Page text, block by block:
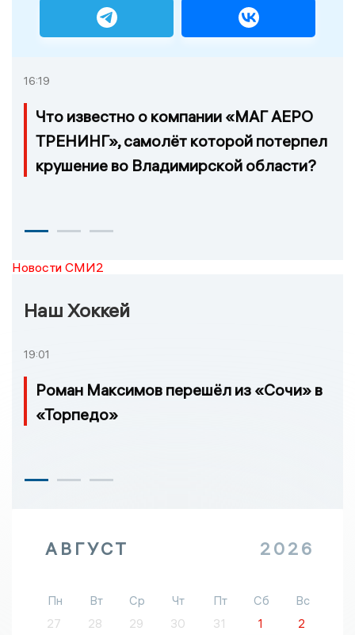
16:19
Что известно о компании «МАГ АЕРО
ТРЕНИНГ», самолёт которой потерпел
крушение во Владимирской области?
Новости СМИ2
Наш Хоккей
19:01
Роман Максимов перешёл из «Сочи» в
«Торпедо»
АВГУСТ 2026
Пн Вт Ср Чт Пт Сб
Вс
27
28 29 30 31 1
2